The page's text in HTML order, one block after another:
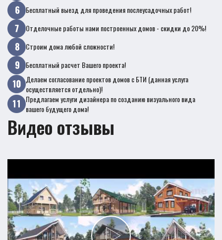
Бесплатный выезд для проведения послеусадочных работ!
Отделочные работы нами построенных домов - скидки до 20%!
Строим дома любой сложности!
Бесплатный расчет Вашего проекта!
Делаем согласование проектов домов с БТИ (данная услуга
осуществляется отдельно)!
Предлагаем услуги дизайнера по созданию визуального вида
вашего будущего дома!
Видео отзывы